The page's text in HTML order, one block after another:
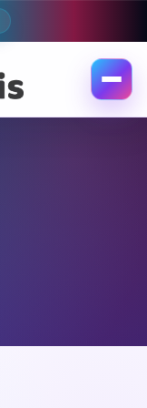
Abrir